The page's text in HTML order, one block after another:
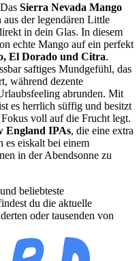
Sierra Nevada Mango
aus der legendären Little
in dein Glas. In diesem
echte Mango auf ein perfekt
El Dorado und Citra.
saftiges Mundgefühl, das
während dezente
abrunden. Mit
es herrlich süffig und besitzt
voll auf die Frucht legt.
England IPAs, die eine extra
es eiskalt bei einem
in der Abendsonne zu
beliebteste
du die aktuelle
oder tausenden von